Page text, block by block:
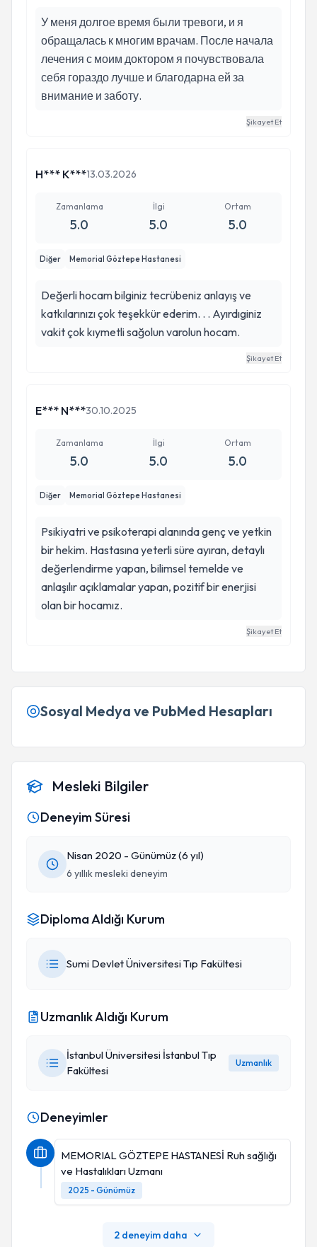
У меня долгое время были тревоги, и я
обращалась к многим врачам. После начала
лечения с моим доктором я почувствовала
себя гораздо лучше и благодарна ей за
внимание и заботу.
Şikayet Et
H*** K***13.03.2026
Zamanlama
5.0
İlgi
5.0
Ortam
5.0
Diğer Memorial Göztepe Hastanesi
Değerli hocam bilginiz tecrübeniz anlayış ve
katkılarınızı çok teşekkür ederim. . . Ayırdıginiz
vakit çok kıymetli sağolun varolun hocam.
Şikayet Et
E*** N***30.10.2025
Zamanlama
5.0
İlgi
5.0
Ortam
5.0
Diğer Memorial Göztepe Hastanesi
Psikiyatri ve psikoterapi alanında genç ve yetkin
bir hekim. Hastasına yeterli süre ayıran, detaylı
değerlendirme yapan, bilimsel temelde ve
anlaşılır açıklamalar yapan, pozitif bir enerjisi
olan bir hocamız.
Şikayet Et
Sosyal Medya ve PubMed Hesapları
Mesleki Bilgiler
Deneyim Süresi
Nisan 2020 - Günümüz (6 yıl)
6 yıllık mesleki deneyim
Diploma Aldığı Kurum
Sumi Devlet Üniversitesi Tıp Fakültesi
Uzmanlık Aldığı Kurum
İstanbul Üniversitesi İstanbul Tıp
Fakültesi
Uzmanlık
Deneyimler
MEMORIAL GÖZTEPE HASTANESİ Ruh sağlığı
ve Hastalıkları Uzmanı
2025 - Günümüz
2 deneyim daha